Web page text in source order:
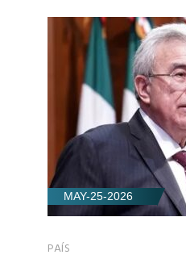
MAY-25-2026
PAÍS